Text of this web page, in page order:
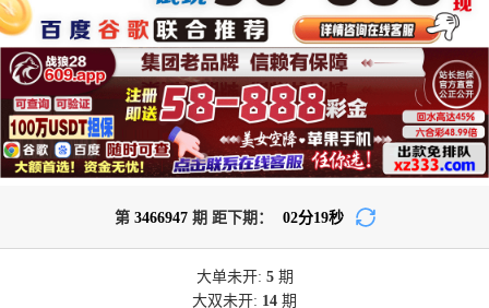
第 3466947期 距下期： 02分19秒
大单未开: 5期
大双未开: 14 期